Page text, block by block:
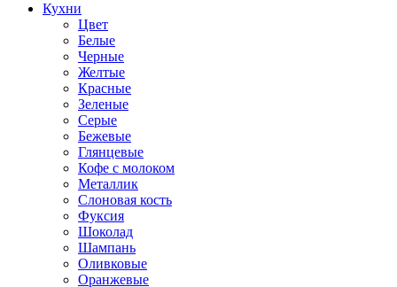
Кухни
Цвет
Белые
Черные
Желтые
Красные
Зеленые
Серые
Бежевые
Глянцевые
Кофе с молоком
Металлик
Слоновая кость
Фуксия
Шоколад
Шампань
Оливковые
Оранжевые